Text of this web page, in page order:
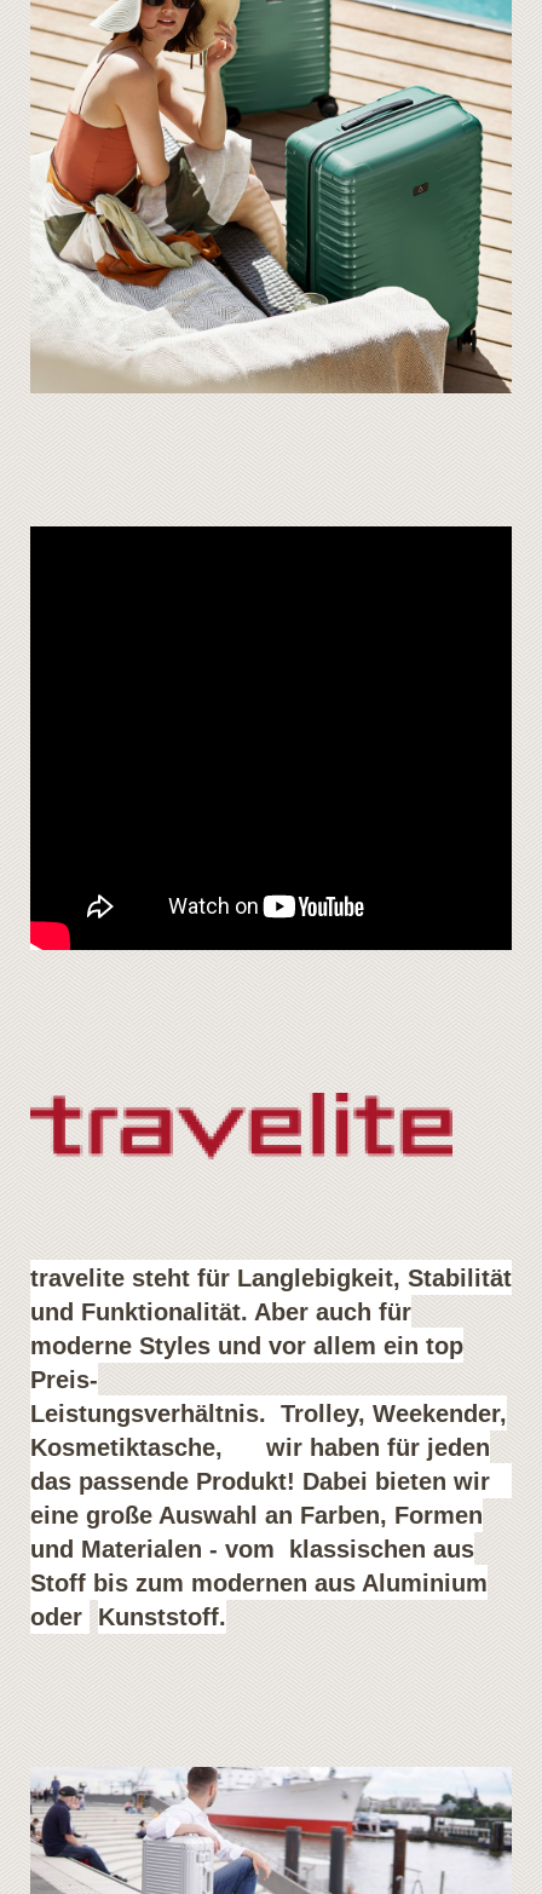
travelite steht für Langlebigkeit, Stabilität
und Funktionalität. Aber auch für
moderne Styles und vor allem ein top
Preis-
Leistungsverhältnis. Trolley, Weekender,
Kosmetiktasche, wir haben für jeden
das passende Produkt! Dabei bieten wir
eine große Auswahl an Farben, Formen
und Materialen - vom klassischen aus
Stoff bis zum modernen aus Aluminium
oder
Kunststoff.